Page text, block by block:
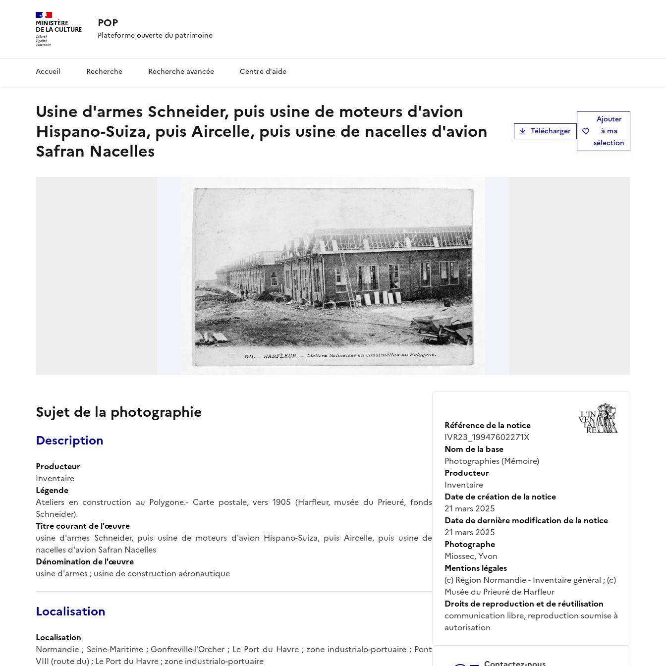
MINISTÈRE
DE LA CULTURE POP
Plateforme ouverte du patrimoine
Accueil Recherche Recherche avancée Centre d'aide
usine d'armes Schneider, puis usine de moteurs d'avion
Hispano-Suiza, puis Aircelle, puis usine de nacelles d'avion
Safran Nacelles
Télécharger
Ajouter
à ma
sélection
Sujet de la photographie
Description
Producteur
Inventaire
Légende
Ateliers en construction au Polygone.- Carte postale, vers 1905 (Harfleur, musée du Prieuré, fonds
Schneider).
Titre courant de l'œuvre
usine d'armes Schneider, puis usine de moteurs d'avion Hispano-Suiza, puis Aircelle, puis usine de
nacelles d'avion Safran Nacelles
Dénomination de l'œuvre
usine d'armes ; usine de construction aéronautique
Localisation
Localisation
Normandie ; Seine-Maritime ; Gonfreville-l'Orcher ; Le Port du Havre ; zone industrialo-portuaire ; Pont
VIII (route du) ; Le Port du Havre ; zone industrialo-portuaire
Référence de la notice
IVR23_19947602271X
Nom de la base
Photographies (Mémoire)
Producteur
Inventaire
Date de création de la notice
21 mars 2025
Date de dernière modification de la notice
21 mars 2025
Photographe
Miossec, Yvon
Mentions légales
(c) Région Normandie - Inventaire général ; (c)
Musée du Prieuré de Harfleur
Droits de reproduction et de réutilisation
communication libre, reproduction soumise à
autorisation